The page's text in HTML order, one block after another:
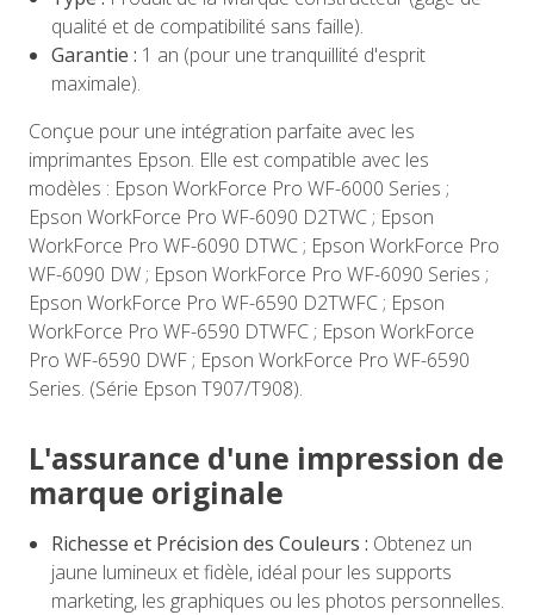
qualité et de compatibilité sans faille).
Garantie : 1 an (pour une tranquillité d'esprit
maximale).
Conçue pour une intégration parfaite avec les
imprimantes Epson. Elle est compatible avec les
modèles : Epson WorkForce Pro WF-6000 Series ;
Epson WorkForce Pro WF-6090 D2TWC ; Epson
WorkForce Pro WF-6090 DTWC ; Epson WorkForce Pro
WF-6090 DW ; Epson WorkForce Pro WF-6090 Series ;
Epson WorkForce Pro WF-6590 D2TWFC ; Epson
WorkForce Pro WF-6590 DTWFC ; Epson WorkForce
Pro WF-6590 DWF ; Epson WorkForce Pro WF-6590
Series. (Série Epson T907/T908).
L'assurance d'une impression de
marque originale
Richesse et Précision des Couleurs : Obtenez un
jaune lumineux et fidèle, idéal pour les supports
marketing, les graphiques ou les photos personnelles.